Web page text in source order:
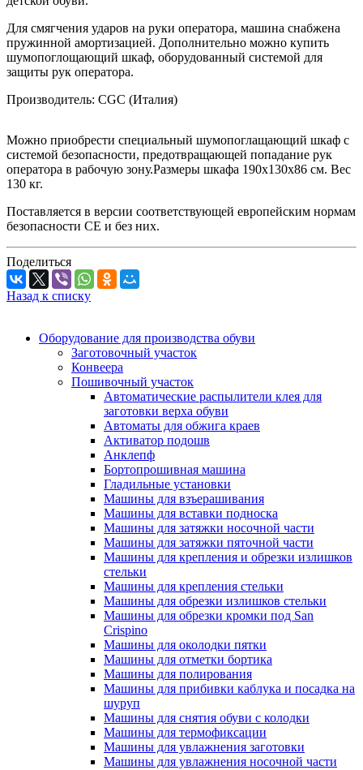
Для смягчения ударов на руки оператора, машина снабжена
пружинной амортизацией. Дополнительно можно купить
шумопоглощающий шкаф, оборудованный системой для
защиты рук оператора.
Производитель: CGC (Италия)
Можно приобрести специальный шумопоглащающий шкаф с
системой безопасности, предотвращающей попадание рук
оператора в рабочую зону.Размеры шкафа 190х130х86 см. Вес
130 кг.
Поставляется в версии соответствующей европейским нормам
безопасности СЕ и без них.
Поделиться
Назад к списку
Оборудование для производства обуви
Заготовочный участок
Конвеера
Пошивочный участок
Автоматические распылители клея для
заготовки верха обуви
Автоматы для обжига краев
Активатор подошв
Анклепф
Бортопрошивная машина
Гладильные установки
Машины для взъерашивания
Машины для вставки подноска
Машины для затяжки носочной части
Машины для затяжки пяточной части
Машины для крепления и обрезки излишков
стельки
Машины для крепления стельки
Машины для обрезки излишков стельки
Машины для обрезки кромки под San
Crispino
Машины для околодки пятки
Машины для отметки бортика
Машины для полирования
Машины для прибивки каблука и посадка на
шуруп
Машины для снятия обуви с колодки
Машины для термофиксации
Машины для увлажнения заготовки
Машины для увлажнения носочной части